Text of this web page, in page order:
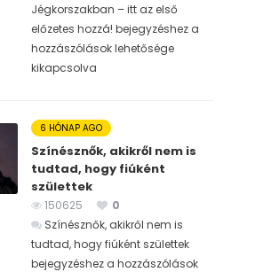
Jégkorszakban – itt az első
előzetes hozzá! bejegyzéshez a
hozzászólások lehetősége
kikapcsolva
6 HÓNAP AGO
Színésznők, akikről nem is
tudtad, hogy fiúként
születtek
150625
0
Színésznők, akikről nem is
tudtad, hogy fiúként születtek
bejegyzéshez a hozzászólások